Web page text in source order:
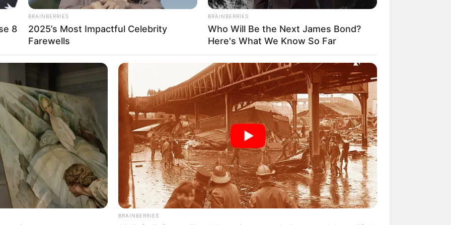
de experiência, classificou a
missão como de altíssimo
que já realizou.
, o que mostra o quanto operações
8
BRAINBERRIES
2025’s Most Impactful Celebrity
Farewells
BRAINBERRIES
Who Will Be the Next James Bond?
Here's What We Know So Far
BRAINBERRIES